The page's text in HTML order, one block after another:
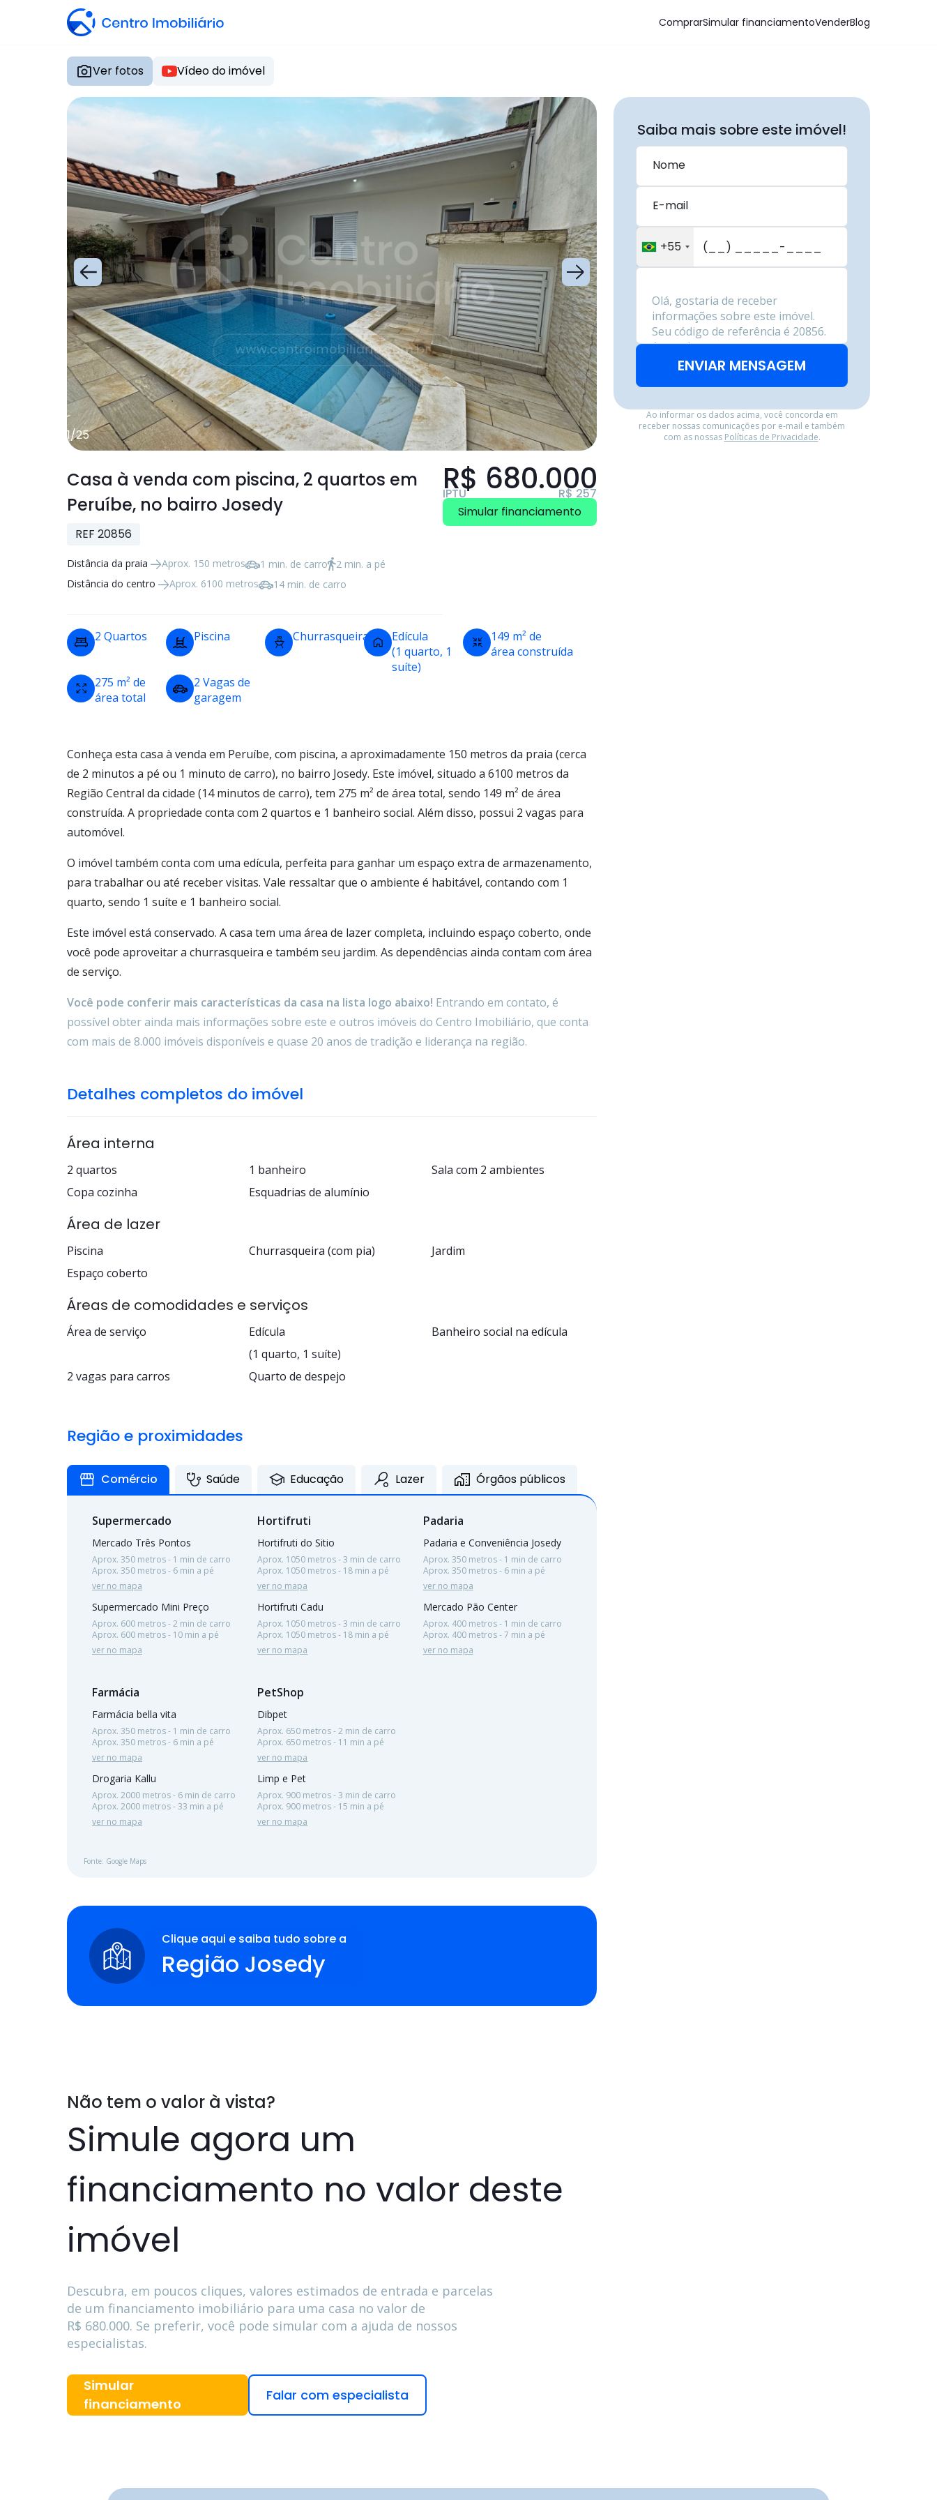
ComprarSimular financiamentoVenderBlog
Ver fotos Vídeo do imóvel
1/25
Casa à venda com piscina, 2 quartos em
Peruíbe, no bairro Josedy
REF 20856
Distância da praia Aprox. 150 metros 1 min. de carro
2 min. a pé
Distância do centro
Aprox. 6100 metros 14 min. de carro
R$ 680.000
IPTU
R$ 257
Simular financiamento
2 Quartos Piscina Churrasqueira
Edícula
(1 quarto, 1
suíte)
149 m² de
área construída
275 m² de
área total
2 Vagas de
garagem
Conheça esta casa à venda em Peruíbe, com piscina, a aproximadamente 150 metros da praia (cerca
de 2 minutos a pé ou 1 minuto de carro), no bairro Josedy. Este imóvel, situado a 6100 metros da
Região Central da cidade (14 minutos de carro), tem 275 m² de área total, sendo 149 m² de área
construída. A propriedade conta com 2 quartos e 1 banheiro social. Além disso, possui 2 vagas para
automóvel.
O imóvel também conta com uma edícula, perfeita para ganhar um espaço extra de armazenamento,
para trabalhar ou até receber visitas. Vale ressaltar que o ambiente é habitável, contando com 1
quarto, sendo 1 suíte e 1 banheiro social.
Este imóvel está conservado. A casa tem uma área de lazer completa, incluindo espaço coberto, onde
você pode aproveitar a churrasqueira e também seu jardim. As dependências ainda contam com área
de serviço.
Você pode conferir mais características da casa na lista logo abaixo! Entrando em contato, é
possível obter ainda mais informações sobre este e outros imóveis do Centro Imobiliário, que conta
com mais de 8.000 imóveis disponíveis e quase 20 anos de tradição e liderança na região.
Detalhes completos do imóvel
Área interna
2 quartos 1 banheiro
Sala com 2 ambientes
Copa cozinha
Esquadrias de alumínio
Área de lazer
Piscina Churrasqueira (com pia)
Jardim
Espaço coberto
Áreas de comodidades e serviços
Área de serviço
Edícula
(1 quarto, 1 suíte)
Banheiro social na edícula
2 vagas para carros Quarto de despejo
Região e proximidades
Comércio Saúde Educação Lazer Órgãos públicos
Supermercado
Mercado Três Pontos
Aprox. 350 metros - 1 min de carro
Aprox. 350 metros - 6 min a pé
ver no mapa
Supermercado Mini Preço
Aprox. 600 metros - 2 min de carro
Aprox. 600 metros - 10 min a pé
ver no mapa
Hortifruti
Hortifruti do Sitio
Aprox. 1050 metros - 3 min de carro
Aprox. 1050 metros - 18 min a pé
ver no mapa
Hortifruti Cadu
Aprox. 1050 metros - 3 min de carro
Aprox. 1050 metros - 18 min a pé
ver no mapa
Padaria
Padaria e Conveniência Josedy
Aprox. 350 metros - 1 min de carro
Aprox. 350 metros - 6 min a pé
ver no mapa
Mercado Pão Center
Aprox. 400 metros - 1 min de carro
Aprox. 400 metros - 7 min a pé
ver no mapa
Farmácia
Farmácia bella vita
Aprox. 350 metros - 1 min de carro
Aprox. 350 metros - 6 min a pé
ver no mapa
Drogaria Kallu
Aprox. 2000 metros - 6 min de carro
Aprox. 2000 metros - 33 min a pé
ver no mapa
PetShop
Dibpet
Aprox. 650 metros - 2 min de carro
Aprox. 650 metros - 11 min a pé
ver no mapa
Limp e Pet
Aprox. 900 metros - 3 min de carro
Aprox. 900 metros - 15 min a pé
ver no mapa
Fonte: Google Maps
Clique aqui e saiba tudo sobre a
Região Josedy
Não tem o valor à vista?
Simule agora um
financiamento no valor deste
imóvel
Descubra, em poucos cliques, valores estimados de entrada e parcelas
de um financiamento imobiliário para uma casa no valor de
R$ 680.000. Se preferir, você pode simular com a ajuda de nossos
especialistas.
Simular
financiamento
Falar com especialista
Saiba mais sobre este imóvel!
Nome
E-mail
+55
ENVIAR MENSAGEM
Ao informar os dados acima, você concorda em
receber nossas comunicações por e-mail e também
com as nossas Políticas de Privacidade.